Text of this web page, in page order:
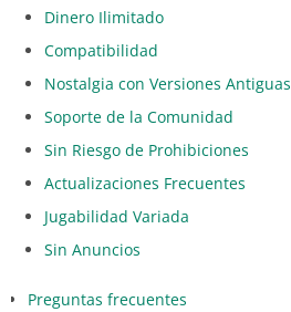
Dinero Ilimitado
Compatibilidad
Nostalgia con Versiones Antiguas
Soporte de la Comunidad
Sin Riesgo de Prohibiciones
Actualizaciones Frecuentes
Jugabilidad Variada
Sin Anuncios
Preguntas frecuentes